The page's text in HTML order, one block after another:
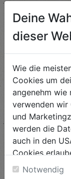
Deine
dieser
Wie die
Cookies um
angenehm wie
verwenden wir
und
werden die
auch in den
Cookies
Cookies zu.
Infos zu den
Notwendig